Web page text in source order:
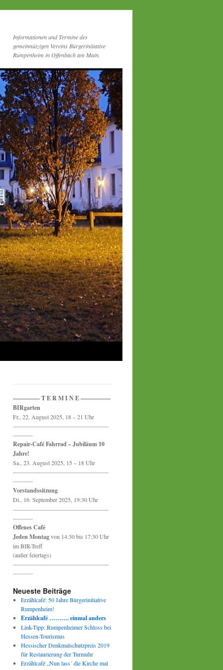
Informationen und Termine des
gemeinnützigen Vereins Bürgerinitiative
Rumpenheim in Offenbach am Main.
————– T E R M I N E —————
BIRgarten
Fr., 22. August 2025, 18 – 21 Uhr
————————————————
———-
Repair-Café Fahrrad – Jubiläum 10
Jahre!
Sa., 23. August 2025, 15 – 18 Uhr
————————————————
———-
Vorstandssitzung
Di., 16. September 2025, 19:30 Uhr
————————————————
———-
Offenes Café
Jeden Montagvon 14:30 bis 17:30 Uhr
im BIR-Treff
(außer feiertags)
————————————————
———-
Neueste Beiträge
Erzählcafé: 50 Jahre Bürgerinitiative
Rumpenheim!
Erzählcafé ………. einmal anders
Link-Tipp: Rumpenheimer Schloss bei
Hessen-Tourismus
Hessischer Denkmalschutzpreis 2019
für Restaurierung der Turmuhr
Erzählcafé „Nun lass´ die Kirche mal